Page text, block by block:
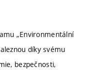
„Environmentální
díky svému
bezpečnosti,